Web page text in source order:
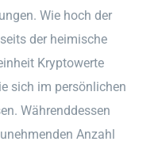
Wie hoch der
der heimische
Kryptowerte
sich im persönlichen
Währenddessen
Anzahl